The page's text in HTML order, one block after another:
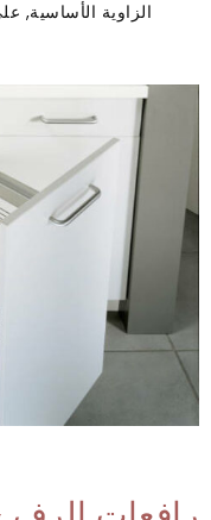
الزاوية الأساسية,